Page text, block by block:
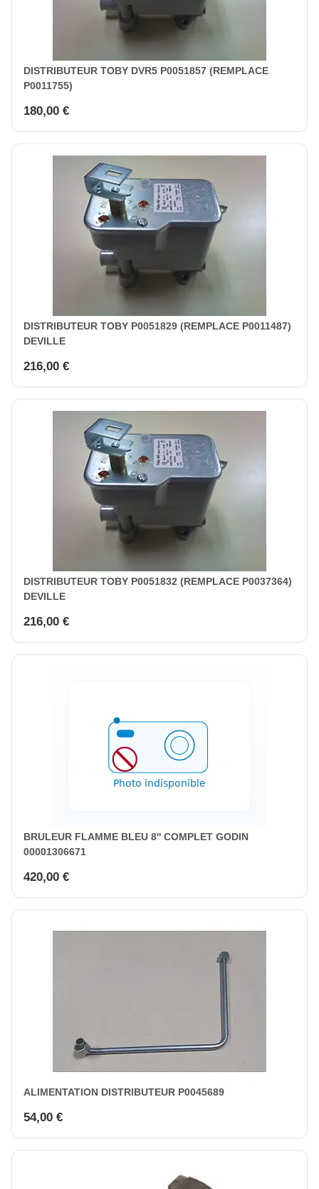
DISTRIBUTEUR TOBY DVR5 P0051857 (REMPLACE
P0011755)
180,00 €
DISTRIBUTEUR TOBY P0051829 (REMPLACE P0011487)
DEVILLE
216,00 €
DISTRIBUTEUR TOBY P0051832 (REMPLACE P0037364)
DEVILLE
216,00 €
BRULEUR FLAMME BLEU 8'' COMPLET GODIN
00001306671
420,00 €
ALIMENTATION DISTRIBUTEUR P0045689
54,00 €